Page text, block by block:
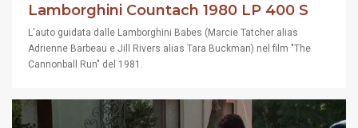
Lamborghini Countach 1980 LP 400 S
L'auto guidata dalle Lamborghini Babes (Marcie Tatcher alias
Adrienne Barbeau e Jill Rivers alias Tara Buckman) nel film "The
Cannonball Run" del 1981.